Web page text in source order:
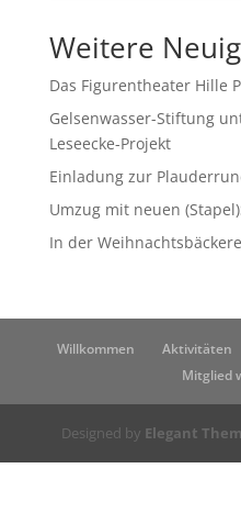
Weitere
Das Figurentheater Hille
Gelsenwasser-Stiftung
Leseecke-Projekt
Einladung zur
Umzug mit neuen
In der
Willkommen Aktivitäten
Mitglied
Designed by Elegant